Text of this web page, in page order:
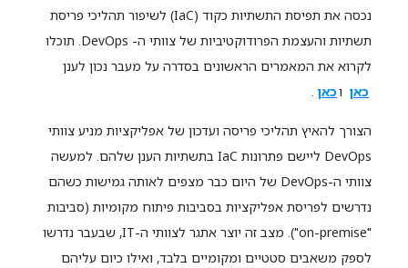
נכסה את תפיסת התשתיות כקוד (IaC) לשיפור תהליכי פריסת
תשתיות והעצמת הפרודוקטיביות של צוותי ה- DevOps. תוכלו
לקרוא את המאמרים הראשונים בסדרה על מעבר נכון לענן
כאן וכאן .
הצורך להאיץ תהליכי פריסה ועדכון של אפליקציות מניע צוותי
DevOps ליישם פתרונות IaC בתשתיות הענן שלהם. למעשה
צוותי ה-DevOps של היום כבר מצפים לאותה גמישות כשהם
נדרשים לפריסת אפליקציות בסביבות פיתוח מקומיות (סביבות
"on-premise"). מצב זה יוצר אתגר לצוותי ה-IT, שבעבר נדרשו
לספק משאבים סטטיים ומקומיים בלבד, ואילו כיום עליהם